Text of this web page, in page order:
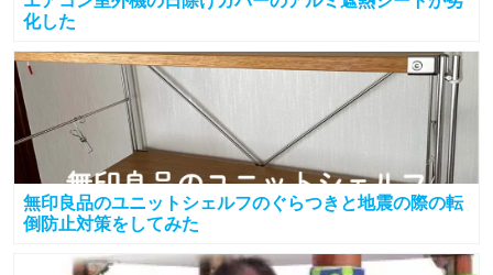
化した
無印良品のユニットシェルフのぐらつきと地震の際の転
倒防止対策をしてみた